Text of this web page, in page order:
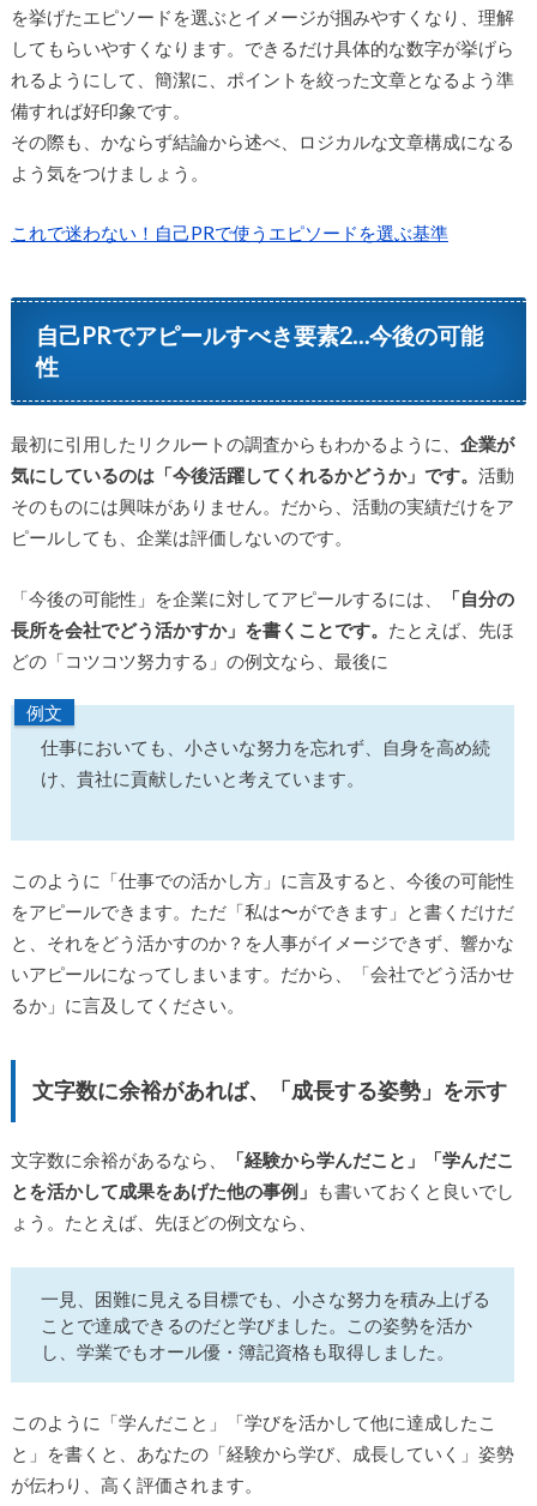
を挙げたエピソードを選ぶとイメージが掴みやすくなり、理解
してもらいやすくなります。できるだけ具体的な数字が挙げら
れるようにして、簡潔に、ポイントを絞った文章となるよう準
備すれば好印象です。
その際も、かならず結論から述べ、ロジカルな文章構成になる
よう気をつけましょう。
これで迷わない！自己PRで使うエピソードを選ぶ基準
自己PRでアピールすべき要素2…今後の可能
性
最初に引用したリクルートの調査からもわかるように、 企業が
気にしているのは「今後活躍してくれるかどうか」です。 活動
そのものには興味がありません。だから、活動の実績だけをア
ピールしても、企業は評価しないのです。
「今後の可能性」を企業に対してアピールするには、
「自分の
長所を会社でどう活かすか」を書くことです。 たとえば、先ほ
どの「コツコツ努力する」の例文なら、最後に
例文
仕事においても、小さいな努力を忘れず、自身を高め続
け、貴社に貢献したいと考えています。
このように「仕事での活かし方」に言及すると、今後の可能性
をアピールできます。ただ「私は〜ができます」と書くだけだ
と、それをどう活かすのか？を人事がイメージできず、響かな
いアピールになってしまいます。だから、「会社でどう活かせ
るか」に言及してください。
文字数に余裕があれば、「成長する姿勢」を示す
文字数に余裕があるなら、
「経験から学んだこと」「学んだこ
とを活かして成果をあげた他の事例」
も書いておくと良いでし
ょう。たとえば、先ほどの例文なら、
一見、困難に見える目標でも、小さな努力を積み上げる
ことで達成できるのだと学びました。この姿勢を活か
し、学業でもオール優・簿記資格も取得しました。
このように「学んだこと」「学びを活かして他に達成したこ
と」を書くと、あなたの「経験から学び、成長していく」姿勢
が伝わり、高く評価されます。